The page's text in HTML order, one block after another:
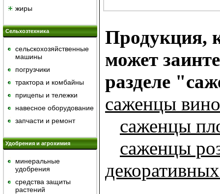
жиры
Сельхозтехника
сельскохозяйственные
машины
погрузчики
трактора и комбайны
прицепы и тележки
навесное оборудование
запчасти и ремонт
Удобрения и агрохимия
минеральные
удобрения
средства защиты
растений
Продукция,
может
разделе
саженцы
саженцы
саженцы